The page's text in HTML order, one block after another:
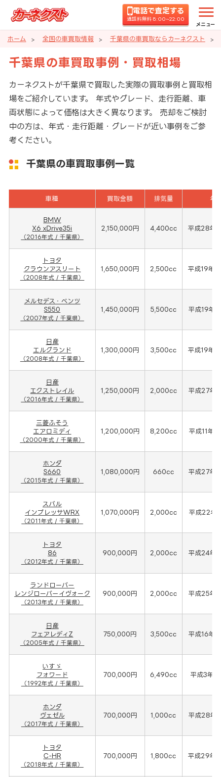
電話で査定する
通話料無料 8:00~22:00
メニュー
ホーム 全国の車買取情報 千葉県の車買取ならカーネクスト
千葉県の車買取事例・買取相場
カーネクストが千葉県で買取した実際の買取事例と買取相
場をご紹介しています。 年式やグレード、走行距離、車
両状態によって価格は大きく異なります。 売却をご検討
中の方は、年式・走行距離・グレードが近い事例をご参
考ください。
千葉県の車買取事例一覧
車種 買取金額 排気量 年
BMW
X6 xDrive35i
（2016年式 / 千葉県）
2,150,000円 4,400cc 平成28年
トヨタ
クラウンアスリート
（2008年式 / 千葉県）
1,650,000円 2,500cc 平成19年
メルセデス・ベンツ
S550
（2007年式 / 千葉県）
1,450,000円 5,500cc 平成19年
日産
エルグランド
（2008年式 / 千葉県）
1,300,000円 3,500cc 平成19年
日産
エクストレイル
（2016年式 / 千葉県）
1,250,000円 2,000cc 平成27年
三菱ふそう
エアロミディ
（2000年式 / 千葉県）
1,200,000円 8,200cc 平成11年
ホンダ
S660
（2015年式 / 千葉県）
1,080,000円 660cc 平成27年
スバル
インプレッサWRX
（2011年式 / 千葉県）
1,070,000円 2,000cc 平成22年
トヨタ
86
（2012年式 / 千葉県）
900,000円 2,000cc 平成24年
ランドローバー
レンジローバーイヴォーク
（2013年式 / 千葉県）
900,000円 2,000cc 平成25年
日産
フェアレディZ
（2005年式 / 千葉県）
750,000円 3,500cc 平成16年
いすゞ
フォワード
（1992年式 / 千葉県）
700,000円 6,490cc 平成3年
ホンダ
ヴェゼル
（2017年式 / 千葉県）
700,000円 1,000cc 平成28年
トヨタ
C-HR
（2018年式 / 千葉県）
700,000円 1,800cc 平成29年